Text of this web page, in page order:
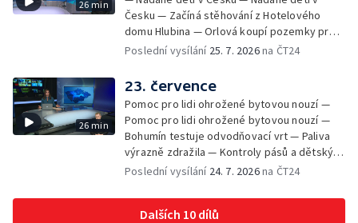
26 min
Česku — Začíná stěhování z Hotelového
domu Hlubina — Orlová koupí pozemky pro
rodinné domy — Tatra Trucks na čínském
karase obecného — Obnova zeleně v
Komenského sadech — Přehled sociálních
sítí ČT — Dobrovolný vojenský výcvik
studentů na Libavé — Výměna luxfer ve
dvoraně Bredy
Poslední vysílání 25. 7. 2026na ČT24
26 min
23. července
Pomoc pro lidi ohrožené bytovou nouzí —
Pomoc pro lidi ohrožené bytovou nouzí —
Bohumín testuje odvodňovací vrt — Paliva
výrazně zdražila — Kontroly pásů a dětských
sedaček — Výběr ze sociálních sítí ČT —
festival Štěrkovna Open Music 2026
Poslední vysílání 24. 7. 2026na ČT24
Dalších 10 dílů